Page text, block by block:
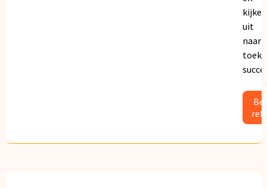
kijken
uit
naar